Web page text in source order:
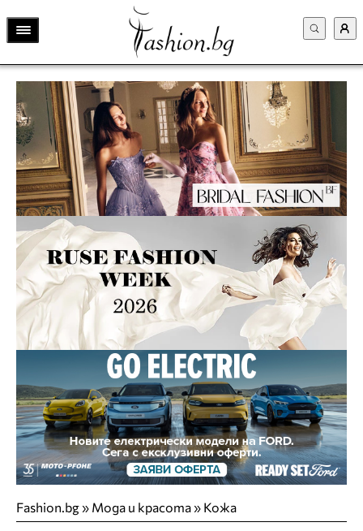
Fashion.bg» Мода и красота» Кожа